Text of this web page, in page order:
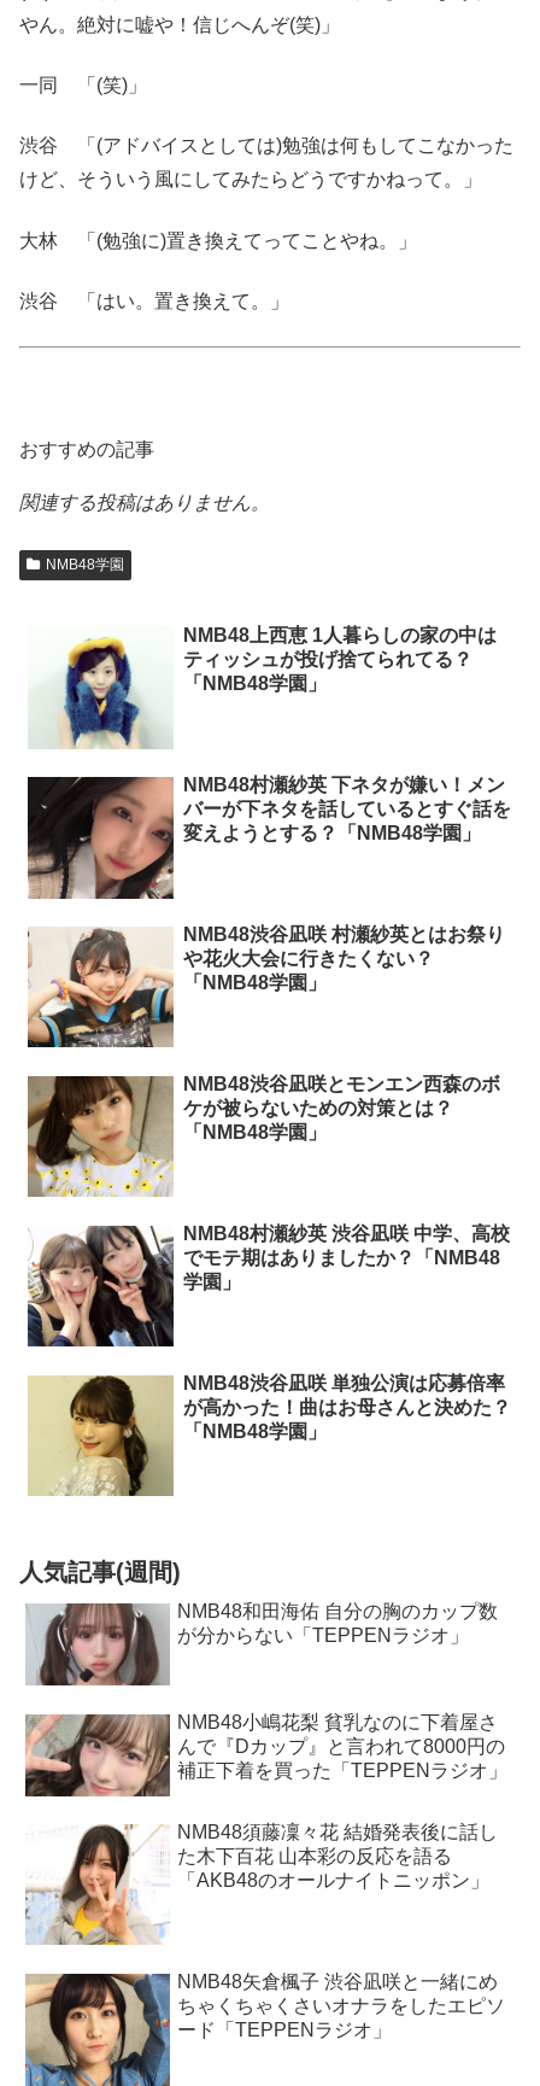
やん。絶対に嘘や！信じへんぞ(笑)」
一同 「(笑)」
渋谷 「(アドバイスとしては)勉強は何もしてこなかった
けど、そういう風にしてみたらどうですかねって。」
大林 「(勉強に)置き換えてってことやね。」
渋谷 「はい。置き換えて。」
おすすめの記事
関連する投稿はありません。
NMB48学園
NMB48上西恵 1人暮らしの家の中は
ティッシュが投げ捨てられてる？
「NMB48学園」
NMB48村瀬紗英 下ネタが嫌い！メン
バーが下ネタを話しているとすぐ話を
変えようとする？「NMB48学園」
NMB48渋谷凪咲 村瀬紗英とはお祭り
や花火大会に行きたくない？
「NMB48学園」
NMB48渋谷凪咲とモンエン西森のボ
ケが被らないための対策とは？
「NMB48学園」
NMB48村瀬紗英 渋谷凪咲 中学、高校
でモテ期はありましたか？「NMB48
学園」
NMB48渋谷凪咲 単独公演は応募倍率
が高かった！曲はお母さんと決めた？
「NMB48学園」
人気記事(週間)
NMB48和田海佑 自分の胸のカップ数
が分からない「TEPPENラジオ」
NMB48小嶋花梨 貧乳なのに下着屋さ
んで『Dカップ』と言われて8000円の
補正下着を買った「TEPPENラジオ」
NMB48須藤凜々花 結婚発表後に話し
た木下百花 山本彩の反応を語る
「AKB48のオールナイトニッポン」
NMB48矢倉楓子 渋谷凪咲と一緒にめ
ちゃくちゃくさいオナラをしたエピソ
ード「TEPPENラジオ」